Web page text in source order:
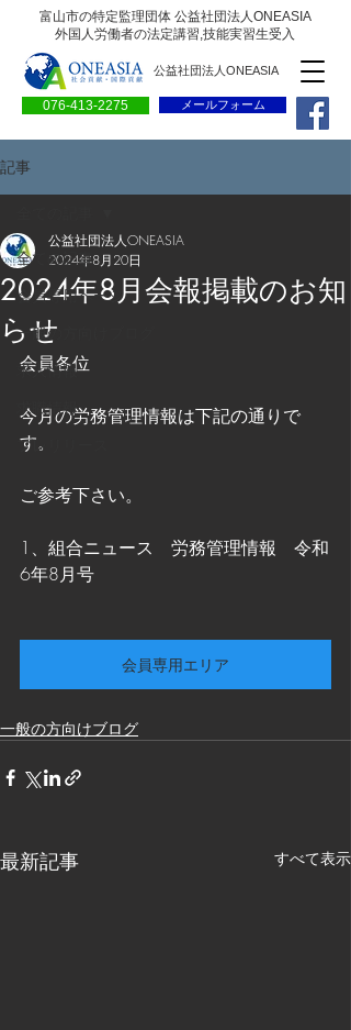
富山市の特定監理団体 公益社団法人ONEASIA
外国人労働者の法定講習,技能実習生受入
076-413-2275
公益社団法人ONEASIA
メールフォーム
記事
全ての記事
会員専用ページ
一般の方向けブログ
求人情報
求職情報
プレリリース
2024年8月会報掲載のお知
らせ
公益社団法人ONEASIA
2024年8月20日
会員各位
今月の労務管理情報は下記の通りで
す。
ご参考下さい。
1、組合ニュース　労務管理情報　令和
6年8月号
会員専用エリア
一般の方向けブログ
最新記事 すべて表示